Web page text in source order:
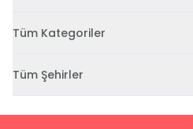
Tüm Kategoriler
Tüm Şehirler